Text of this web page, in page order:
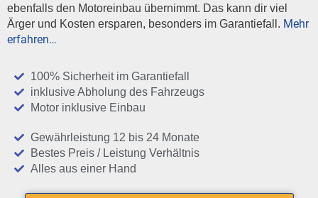
ebenfalls den Motoreinbau übernimmt. Das kann dir viel
Ärger und Kosten ersparen, besonders im Garantiefall. Mehr
erfahren…
100% Sicherheit im Garantiefall
inklusive Abholung des Fahrzeugs
Motor inklusive Einbau
Gewährleistung 12 bis 24 Monate
Bestes Preis / Leistung Verhältnis
Alles aus einer Hand